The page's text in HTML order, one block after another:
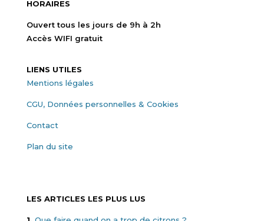
HORAIRES
Ouvert tous les jours de 9h à 2h
Accès WIFI gratuit
LIENS UTILES
Mentions légales
CGU, Données personnelles & Cookies
Contact
Plan du site
LES ARTICLES LES PLUS LUS